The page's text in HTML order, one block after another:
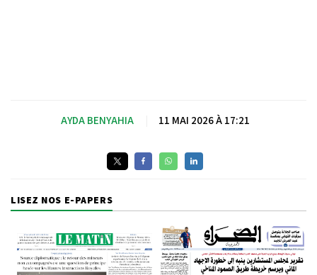
AYDA BENYAHIA 11 MAI 2026 À 17:21
LISEZ NOS E-PAPERS